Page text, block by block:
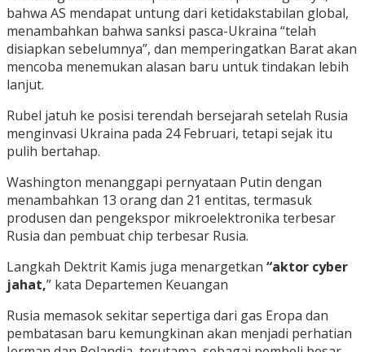
bahwa AS mendapat untung dari ketidakstabilan global,
menambahkan bahwa sanksi pasca-Ukraina “telah
disiapkan sebelumnya”, dan memperingatkan Barat akan
mencoba menemukan alasan baru untuk tindakan lebih
lanjut.
Rubel jatuh ke posisi terendah bersejarah setelah Rusia
menginvasi Ukraina pada 24 Februari, tetapi sejak itu
pulih bertahap.
Washington menanggapi pernyataan Putin dengan
menambahkan 13 orang dan 21 entitas, termasuk
produsen dan pengekspor mikroelektronika terbesar
Rusia dan pembuat chip terbesar Rusia.
Langkah Dektrit Kamis juga menargetkan “aktor cyber
jahat,” kata Departemen Keuangan
Rusia memasok sekitar sepertiga dari gas Eropa dan
pembatasan baru kemungkinan akan menjadi perhatian